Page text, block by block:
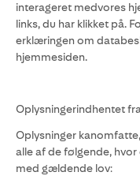
interageret medvores
links, du har klikket på.
erklæringen om
hjemmesiden.
Oplysningerindhentet
Oplysninger
alle af de følgende,
med gældende lov: